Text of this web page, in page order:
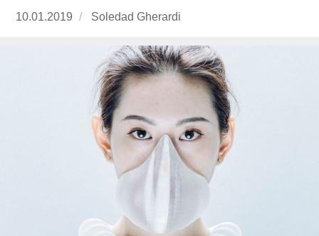
Publicado
10.01.2019
https://www.experimenta.es/author/soledad-
Soledad Gherardi